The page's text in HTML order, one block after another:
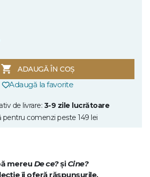
ADAUGĂ ÎN COȘ
Adaugă la favorite
de livrare: 3-9 zile lucrătoare
pentru comenzi peste 149 lei
mereu De ce?șiCine?
îi oferă răspunsurile.